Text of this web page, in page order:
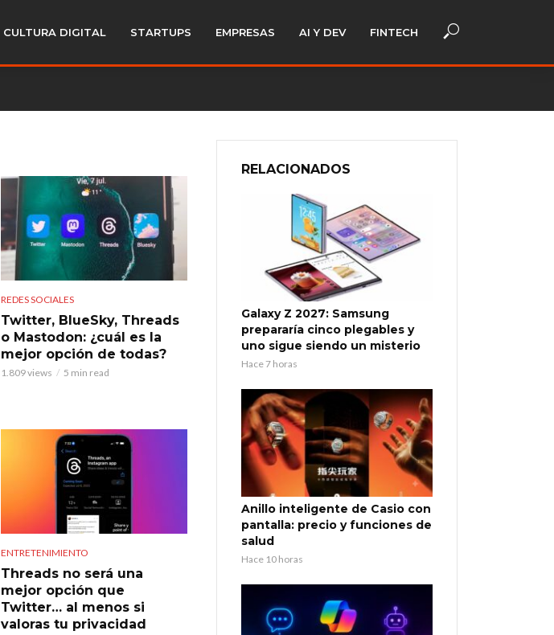
CULTURA DIGITAL STARTUPS EMPRESAS AI Y DEV FINTECH
REDES SOCIALES
Twitter, BlueSky, Threads
o Mastodon: ¿cuál es la
mejor opción de todas?
1.809 views 5 min read
ENTRETENIMIENTO
Threads no será una
mejor opción que
Twitter… al menos si
valoras tu privacidad
RELACIONADOS
Galaxy Z 2027: Samsung
prepararía cinco plegables y
uno sigue siendo un misterio
Hace 7 horas
Anillo inteligente de Casio con
pantalla: precio y funciones de
salud
Hace 10 horas